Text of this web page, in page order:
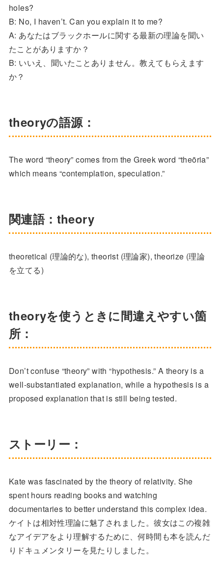
holes?
B: No, I haven’t. Can you explain it to me?
A: あなたはブラックホールに関する最新の理論を聞い
たことがありますか？
B: いいえ、聞いたことありません。教えてもらえます
か？
theoryの語源：
The word “theory” comes from the Greek word “theōria”
which means “contemplation, speculation.”
関連語：theory
theoretical (理論的な), theorist (理論家), theorize (理論
を立てる)
theoryを使うときに間違えやすい箇
所：
Don’t confuse “theory” with “hypothesis.” A theory is a
well-substantiated explanation, while a hypothesis is a
proposed explanation that is still being tested.
ストーリー：
Kate was fascinated by the theory of relativity. She
spent hours reading books and watching
documentaries to better understand this complex idea.
ケイトは相対性理論に魅了されました。彼女はこの複雑
なアイデアをより理解するために、何時間も本を読んだ
りドキュメンタリーを見たりしました。